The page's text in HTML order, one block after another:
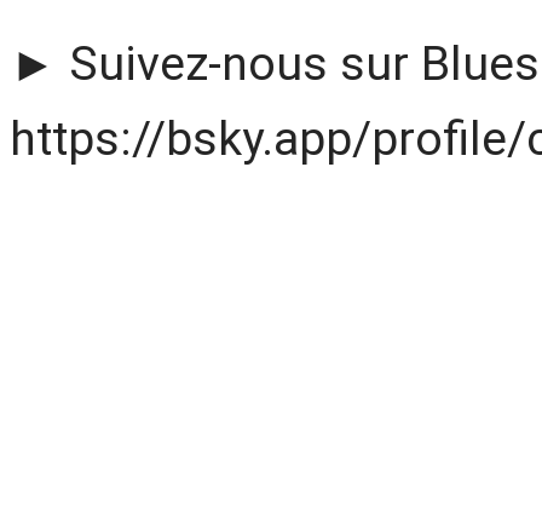
► Suivez-nous sur
https://bsky.app/